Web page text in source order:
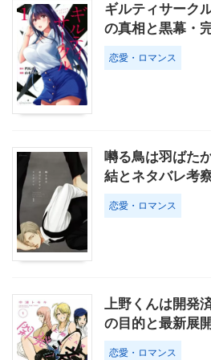
ギルティサーク
の真相と黒幕・
恋愛・ロマンス
囀る鳥は羽ばた
結とネタバレ考
恋愛・ロマンス
上野くんは開発
の目的と最新展開
恋愛・ロマンス